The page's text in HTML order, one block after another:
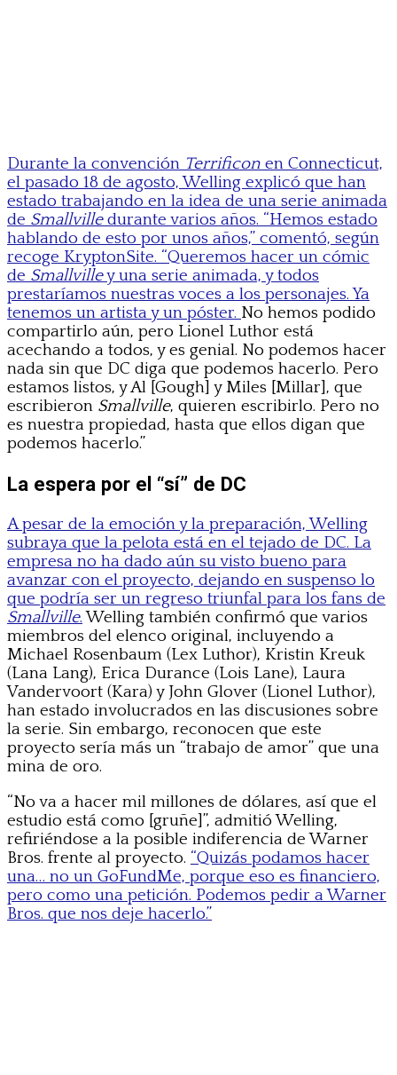
Durante la convención Terrificon en Connecticut,
el pasado 18 de agosto, Welling explicó que han
estado trabajando en la idea de una serie animada
de Smallvilledurante varios años. “Hemos estado
hablando de esto por unos años,” comentó, según
recoge KryptonSite. “Queremos hacer un cómic
de Smallvilley una serie animada, y todos
prestaríamos nuestras voces a los personajes. Ya
tenemos un artista y un póster. No hemos podido
compartirlo aún, pero Lionel Luthor está
acechando a todos, y es genial. No podemos hacer
nada sin que DC diga que podemos hacerlo. Pero
estamos listos, y Al [Gough] y Miles [Millar], que
escribieron Smallville, quieren escribirlo. Pero no
es nuestra propiedad, hasta que ellos digan que
podemos hacerlo.”
La espera por el “sí” de DC
A pesar de la emoción y la preparación, Welling
subraya que la pelota está en el tejado de DC. La
empresa no ha dado aún su visto bueno para
avanzar con el proyecto, dejando en suspenso lo
que podría ser un regreso triunfal para los fans de
Smallville.Welling también confirmó que varios
miembros del elenco original, incluyendo a
Michael Rosenbaum (Lex Luthor), Kristin Kreuk
(Lana Lang), Erica Durance (Lois Lane), Laura
Vandervoort (Kara) y John Glover (Lionel Luthor),
han estado involucrados en las discusiones sobre
la serie. Sin embargo, reconocen que este
proyecto sería más un “trabajo de amor” que una
mina de oro.
“No va a hacer mil millones de dólares, así que el
estudio está como [gruñe]”, admitió Welling,
refiriéndose a la posible indiferencia de Warner
Bros. frente al proyecto. “Quizás podamos hacer
una… no un GoFundMe, porque eso es financiero,
pero como una petición. Podemos pedir a Warner
Bros. que nos deje hacerlo.”